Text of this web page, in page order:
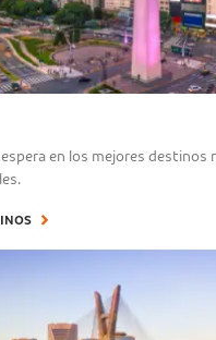
espera en los mejores destinos